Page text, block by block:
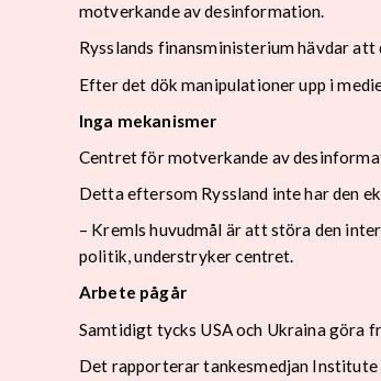
motverkande av desinformation.
Rysslands finansministerium hävdar
Efter det dök manipulationer upp i
Inga mekanismer
Centret för motverkande av
Detta eftersom Ryssland inte har den
– Kremls huvudmål är att störa den
politik, understryker centret.
Arbete pågår
Samtidigt tycks USA och Ukraina göra
Det rapporterar tankesmedjan